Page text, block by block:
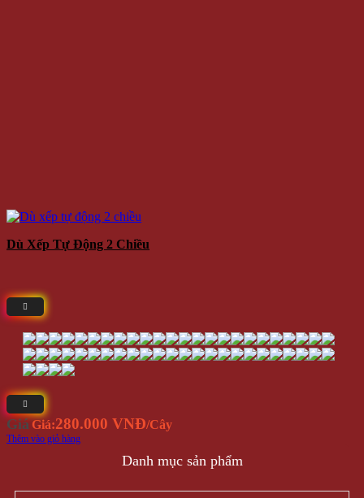
Dù Xếp Tự Động 2 Chiều
Giá Giá:280.000 VNĐ/Cây
Thêm vào giỏ hàng
Danh mục sản phẩm